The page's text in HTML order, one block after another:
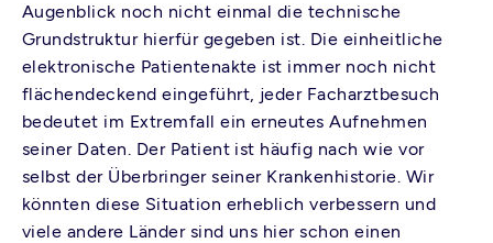
Augenblick noch nicht einmal die technische
Grundstruktur hierfür gegeben ist. Die einheitliche
elektronische Patientenakte ist immer noch nicht
flächendeckend eingeführt, jeder Facharztbesuch
bedeutet im Extremfall ein erneutes Aufnehmen
seiner Daten. Der Patient ist häufig nach wie vor
selbst der Überbringer seiner Krankenhistorie. Wir
könnten diese Situation erheblich verbessern und
viele andere Länder sind uns hier schon einen